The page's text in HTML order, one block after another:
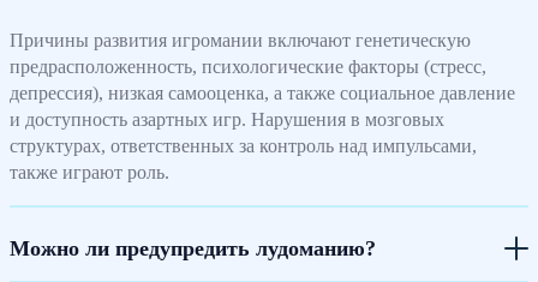
Причины развития игромании включают генетическую
предрасположенность, психологические факторы (стресс,
депрессия), низкая самооценка, а также социальное давление
и доступность азартных игр. Нарушения в мозговых
структурах, ответственных за контроль над импульсами,
также играют роль.
Можно ли предупредить лудоманию?